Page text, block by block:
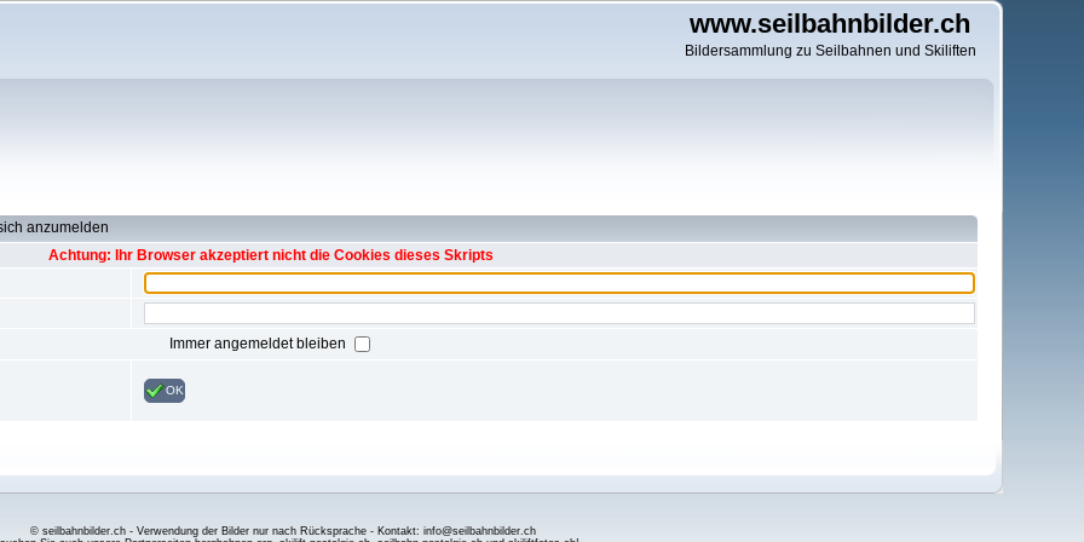
www.seilbahnbilder.ch
Bildersammlung zu Seilbahnen und Skiliften
anzumelden
Achtung: Ihr Browser akzeptiert nicht die Cookies dieses Skripts
Immer angemeldet bleiben
OK
© seilbahnbilder.ch - Verwendung der Bilder nur nach Rücksprache - Kontakt: info@seilbahnbilder.ch